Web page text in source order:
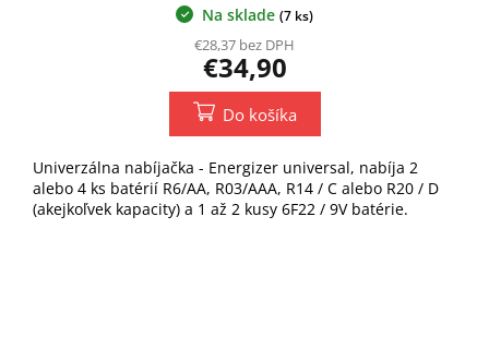
Na sklade (7 ks)
€28,37 bez DPH
€34,90
Do košíka
Univerzálna nabíjačka - Energizer universal, nabíja 2
alebo 4 ks batérií R6/AA, R03/AAA, R14 / C alebo R20 / D
(akejkoľvek kapacity) a 1 až 2 kusy 6F22 / 9V batérie.